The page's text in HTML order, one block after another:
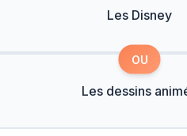
Les Disney
OU
Les dessins